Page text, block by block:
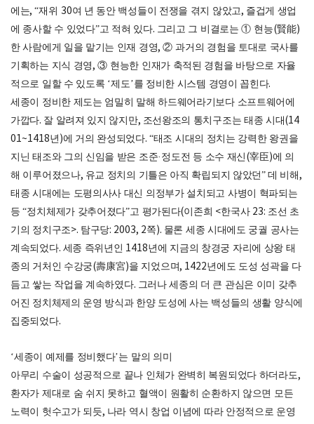
에는, “재위 30여 년 동안 백성들이 전쟁을 겪지 않았고, 즐겁게 생업
에 종사할 수 있었다”고 적혀 있다. 그리고 그 비결로는① 현능(賢能)
한 사람에게 일을 맡기는 인재 경영,②과거의 경험을 토대로 국사를
기획하는 지식 경영, ③ 현능한 인재가 축적된 경험을 바탕으로 자율
적으로 일할 수 있도록 ‘제도’를 정비한 시스템 경영이 꼽힌다.
세종이 정비한 제도는 엄밀히 말해 하드웨어라기보다 소프트웨어에
가깝다. 잘 알려져 있지 않지만, 조선왕조의 통치구조는 태종 시대 (14
01~1418년 )에 거의 완성되었다. “태조 시대의 정치는 강력한 왕권을
지닌 태조와 그의 신임을 받은 조준· 정도전 등 소수 재신 (宰臣 )에 의
해 이루어졌으나, 유교 정치의 기틀은 아직 확립되지 않았던”데 비해 ,
태종 시대에는 도평의사사 대신 의정부가 설치되고 사병이 혁파되는
등“정치체제가 갖추어졌다”고 평가된다(이존희 <한국사 23: 조선 초
기의 정치구조>. 탐구당: 2003, 2쪽). 물론 세종 시대에도 궁궐 공사는
계속되었다. 세종 즉위년인 1418년에 지금의 창경궁 자리에 상왕 태
종의 거처인 수강궁(壽康宮)을 지었으며, 1422년에도 도성 성곽을 다
듬고 쌓는 작업을 계속하였다. 그러나 세종의 더 큰 관심은 이미 갖추
어진 정치체제의 운영 방식과 한양 도성에 사는 백성들의 생활 양식에
집중되었다.
‘세종이 예제를 정비했다’는 말의 의미
아무리 수술이 성공적으로 끝나 인체가 완벽히 복원되었다 하더라도,
환자가 제대로 숨 쉬지 못하고 혈액이 원활히 순환하지 않으면 모든
노력이 헛수고가 되듯, 나라 역시 창업 이념에 따라 안정적으로 운영